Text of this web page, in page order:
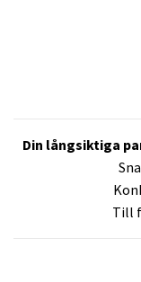
Din långsiktiga
Till